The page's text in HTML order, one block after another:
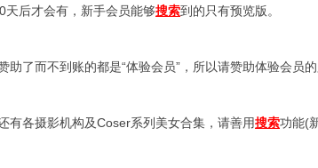
后才会有，新手会员能够搜索到的只有预览版。
了而不到账的都是“体验会员”，所以请赞助体验会员的
有各摄影机构及Coser系列美女合集，请善用搜索功能(